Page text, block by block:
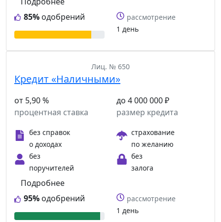
85% одобрений
рассмотрение
1 день
Лиц. № 650
Кредит «Наличными»
от 5,90 %
процентная ставка
до 4 000 000 ₽
размер кредита
без справок
о доходах
страхование
по желанию
без
поручителей
без
залога
95% одобрений
Подробнее
рассмотрение
1 день